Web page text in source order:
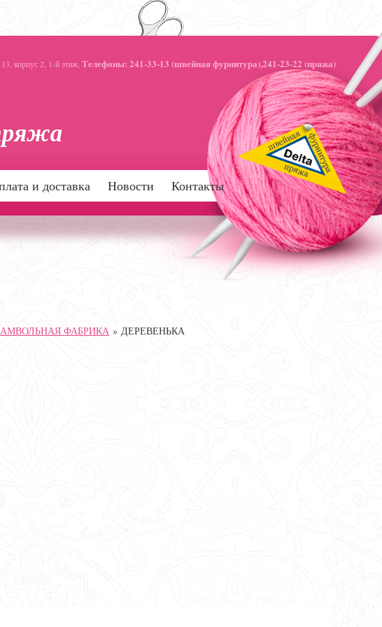
корпус 2, 1-й этаж, Телефоны: 241-33-13 (швейная фурнитура),241-23-22 (пряжа)
и доставка Новости Контакты
ФАБРИКА » ДЕРЕВЕНЬКА